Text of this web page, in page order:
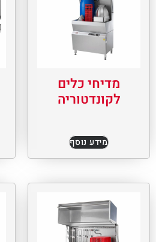
מדיחי כלים
לקונדטוריה
מידע נוסף